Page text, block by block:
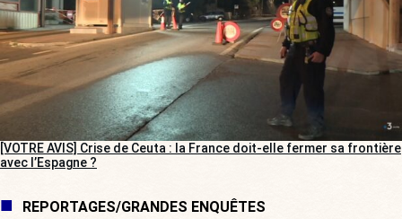
[VOTRE AVIS] Crise de Ceuta : la France doit-elle fermer sa frontière
avec l’Espagne ?
REPORTAGES/GRANDES ENQUÊTES